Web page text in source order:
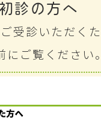
初診の方へ
受診いただくた
にご覧ください。